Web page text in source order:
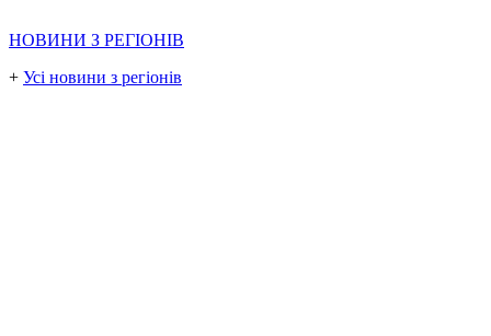
НОВИНИ З РЕГІОНІВ
+ Усі новини з регіонів